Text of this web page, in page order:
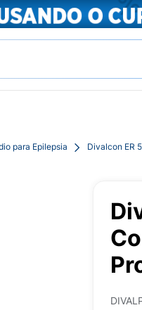
para Epilepsia Divalcon ER